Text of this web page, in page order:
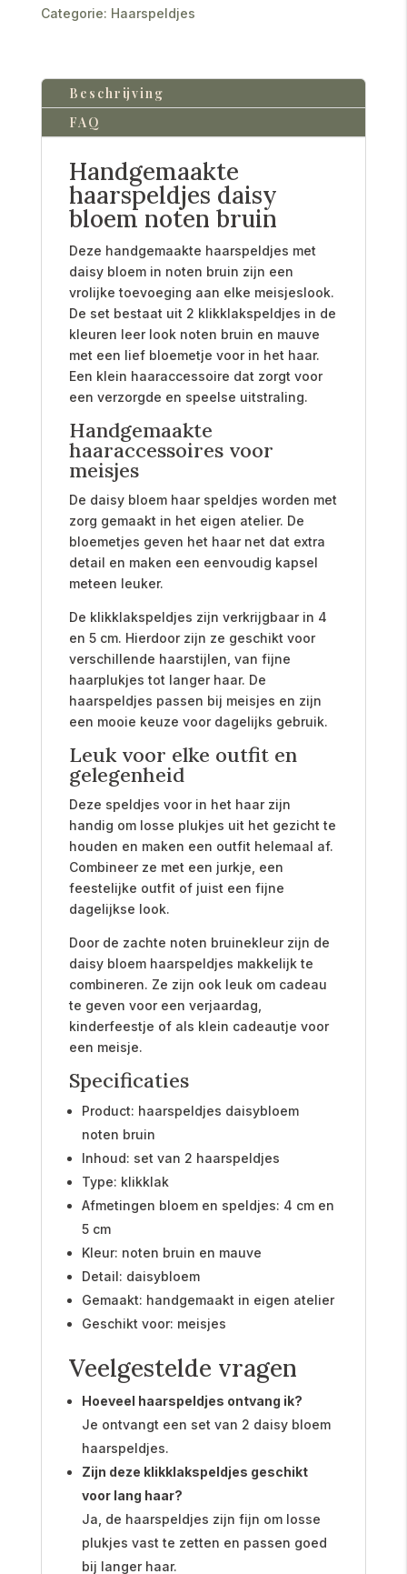
Categorie: Haarspeldjes
Beschrijving
FAQ
Handgemaakte
haarspeldjes daisy
bloem noten bruin
Deze handgemaakte haarspeldjes met
daisy bloem in noten bruin zijn een
vrolijke toevoeging aan elke meisjeslook.
De set bestaat uit 2 klikklakspeldjes in de
kleuren leer look noten bruin en mauve
met een lief bloemetje voor in het haar.
Een klein haaraccessoire dat zorgt voor
een verzorgde en speelse uitstraling.
Handgemaakte
haaraccessoires voor
meisjes
De daisy bloem haar speldjes worden met
zorg gemaakt in het eigen atelier. De
bloemetjes geven het haar net dat extra
detail en maken een eenvoudig kapsel
meteen leuker.
De klikklakspeldjes zijn verkrijgbaar in 4
en 5 cm. Hierdoor zijn ze geschikt voor
verschillende haarstijlen, van fijne
haarplukjes tot langer haar. De
haarspeldjes passen bij meisjes en zijn
een mooie keuze voor dagelijks gebruik.
Leuk voor elke outfit en
gelegenheid
Deze speldjes voor in het haar zijn
handig om losse plukjes uit het gezicht te
houden en maken een outfit helemaal af.
Combineer ze met een jurkje, een
feestelijke outfit of juist een fijne
dagelijkse look.
Door de zachte noten bruinekleur zijn de
daisy bloem haarspeldjes makkelijk te
combineren. Ze zijn ook leuk om cadeau
te geven voor een verjaardag,
kinderfeestje of als klein cadeautje voor
een meisje.
Specificaties
Product: haarspeldjes daisybloem
noten bruin
Inhoud: set van 2 haarspeldjes
Type: klikklak
Afmetingen bloem en speldjes: 4 cm en
5 cm
Kleur: noten bruin en mauve
Detail: daisybloem
Gemaakt: handgemaakt in eigen atelier
Geschikt voor: meisjes
Veelgestelde vragen
Hoeveel haarspeldjes ontvang ik?
Je ontvangt een set van 2 daisy bloem
haarspeldjes.
Zijn deze klikklakspeldjes geschikt
voor lang haar?
Ja, de haarspeldjes zijn fijn om losse
plukjes vast te zetten en passen goed
bij langer haar.